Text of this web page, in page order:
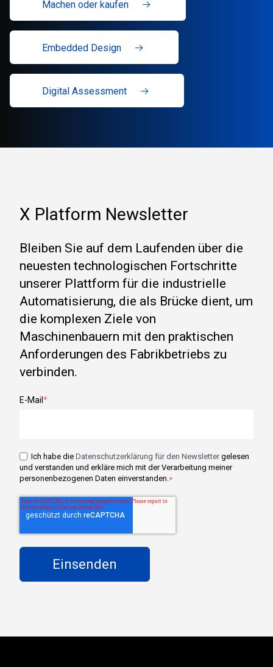
Machen oder kaufen
Embedded Design
Digital Assessment
X Platform Newsletter
Bleiben Sie auf dem Laufenden über die
neuesten technologischen Fortschritte
unserer Plattform für die industrielle
Automatisierung, die als Brücke dient, um
die komplexen Ziele von
Maschinenbauern mit den praktischen
Anforderungen des Fabrikbetriebs zu
verbinden.
E-Mail *
Ich habe die Datenschutzerklärung für den Newslettergelesen
und verstanden und erkläre mich mit der Verarbeitung meiner
personenbezogenen Daten einverstanden.*